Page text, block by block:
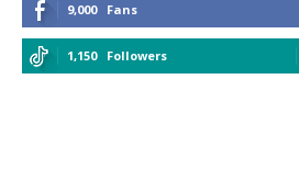
9,000 Fans
1,150 Followers